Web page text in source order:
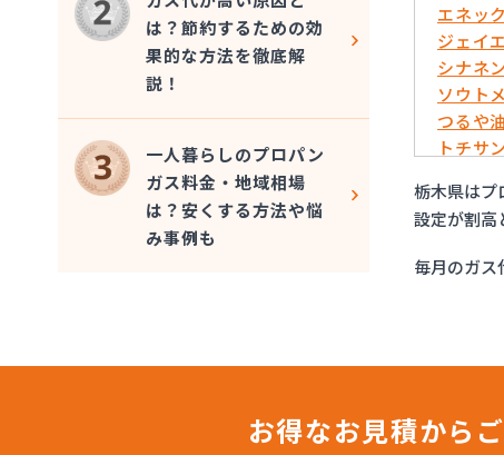
エネッ
ジェイ
シナネ
ソウト
つるや
トチサ
マイシ
ミライ
烏山プ
烏山通
横川食
河原
河内町
栃木県はプ
設定が割高
毎月のガス
は？節約するための効
果的な方法を徹底解
説！
一人暮らしのプロパン
ガス料金・地域相場
は？安くする方法や悩
み事例も
お得なお見積から